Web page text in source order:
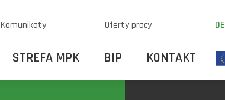
Komunikaty Oferty pracy DE
STREFA MPK BIP KONTAKT